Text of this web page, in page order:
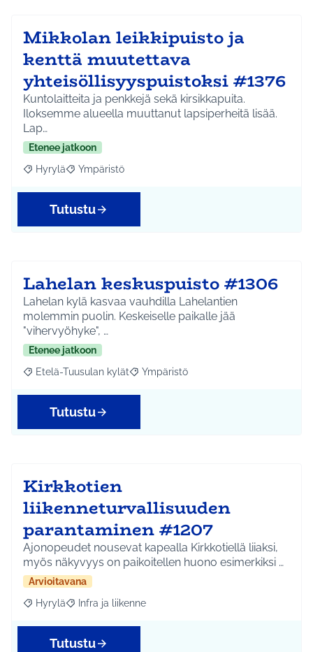
Mikkolan leikkipuisto ja
kenttä muutettava
yhteisöllisyyspuistoksi #1376
Kuntolaitteita ja penkkejä sekä kirsikkapuita.
Iloksemme alueella muuttanut lapsiperheitä lisää.
Lap…
Etenee jatkoon
Rajaa tulokset aihepiirin mukaan: Hyrylä
Hyrylä Rajaa tulokset teeman mukaan: Ympäristö
Ympäristö
Tutustu
Lahelan keskuspuisto #1306
Lahelan kylä kasvaa vauhdilla Lahelantien
molemmin puolin. Keskeiselle paikalle jää
"vihervyöhyke", …
Etenee jatkoon
Rajaa tulokset aihepiirin mukaan: Etelä-Tuusulan kylät
Etelä-Tuusulan kylät Rajaa tulokset teeman mukaan:
Ympäristö
Tutustu
Kirkkotien
liikenneturvallisuuden
parantaminen #1207
Ajonopeudet nousevat kapealla Kirkkotiellä liiaksi,
myös näkyvyys on paikoitellen huono esimerkiksi …
Arvioitavana
Rajaa tulokset aihepiirin mukaan: Hyrylä
Hyrylä Rajaa tulokset teeman mukaan: Infra ja liikenne
Infra ja liikenne
Tutustu